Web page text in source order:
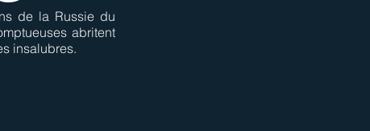
de la Russie du
abritent
insalubres.